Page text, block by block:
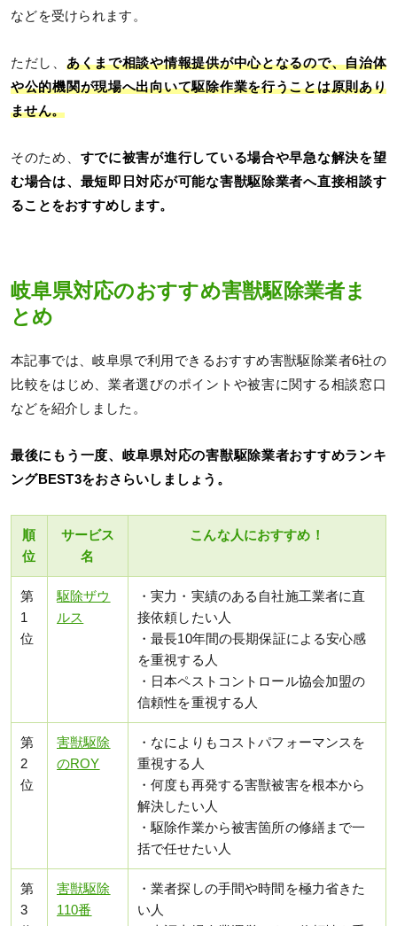
などを受けられます。
ただし、 あくまで相談や情報提供が中心となるので、自治体
や公的機関が現場へ出向いて駆除作業を行うことは原則あり
ません。
そのため、 すでに被害が進行している場合や早急な解決を望
む場合は、最短即日対応が可能な害獣駆除業者へ直接相談す
ることをおすすめします。
岐阜県対応のおすすめ害獣駆除業者ま
とめ
本記事では、岐阜県で利用できるおすすめ害獣駆除業者6社の
比較をはじめ、業者選びのポイントや被害に関する相談窓口
などを紹介しました。
最後にもう一度、岐阜県対応の害獣駆除業者おすすめランキ
ングBEST3をおさらいしましょう。
順
位
サービス
名
こんな人におすすめ！
第
1
位
駆除ザウ
ルス
・実力・実績のある自社施工業者に直
接依頼したい人
・最長10年間の長期保証による安心感
を重視する人
・日本ペストコントロール協会加盟の
信頼性を重視する人
第
2
位
害獣駆除
のROY
・なによりもコストパフォーマンスを
重視する人
・何度も再発する害獣被害を根本から
解決したい人
・駆除作業から被害箇所の修繕まで一
括で任せたい人
第
3
害獣駆除
110番
・業者探しの手間や時間を極力省きた
い人